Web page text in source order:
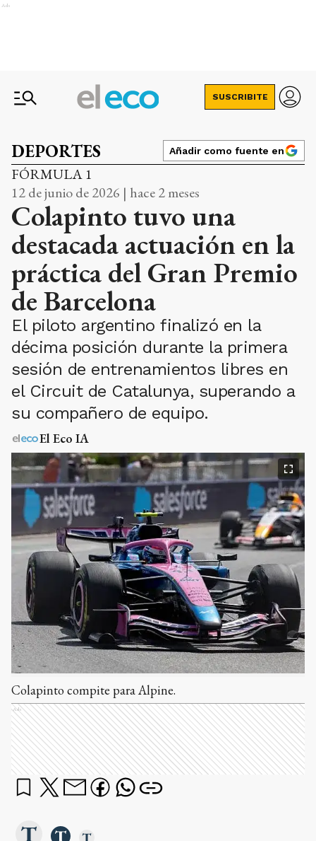
Ads
SUSCRIBITE
DEPORTES Añadir como fuente en
FÓRMULA 1
12 de junio de 2026 | hace 2 meses
Colapinto tuvo una
destacada actuación en la
práctica del Gran Premio
de Barcelona
El piloto argentino finalizó en la
décima posición durante la primera
sesión de entrenamientos libres en
el Circuit de Catalunya, superando a
su compañero de equipo.
El Eco IA
Colapinto compite para Alpine.
Ads